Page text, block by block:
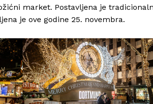
Kontakt
market. Postavljena je
je ove godine 25. novembra.